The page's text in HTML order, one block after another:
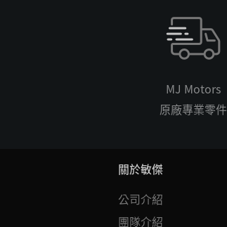
MJ Motors
原廠專業零件
關於敏傑
公司介紹
團隊介紹